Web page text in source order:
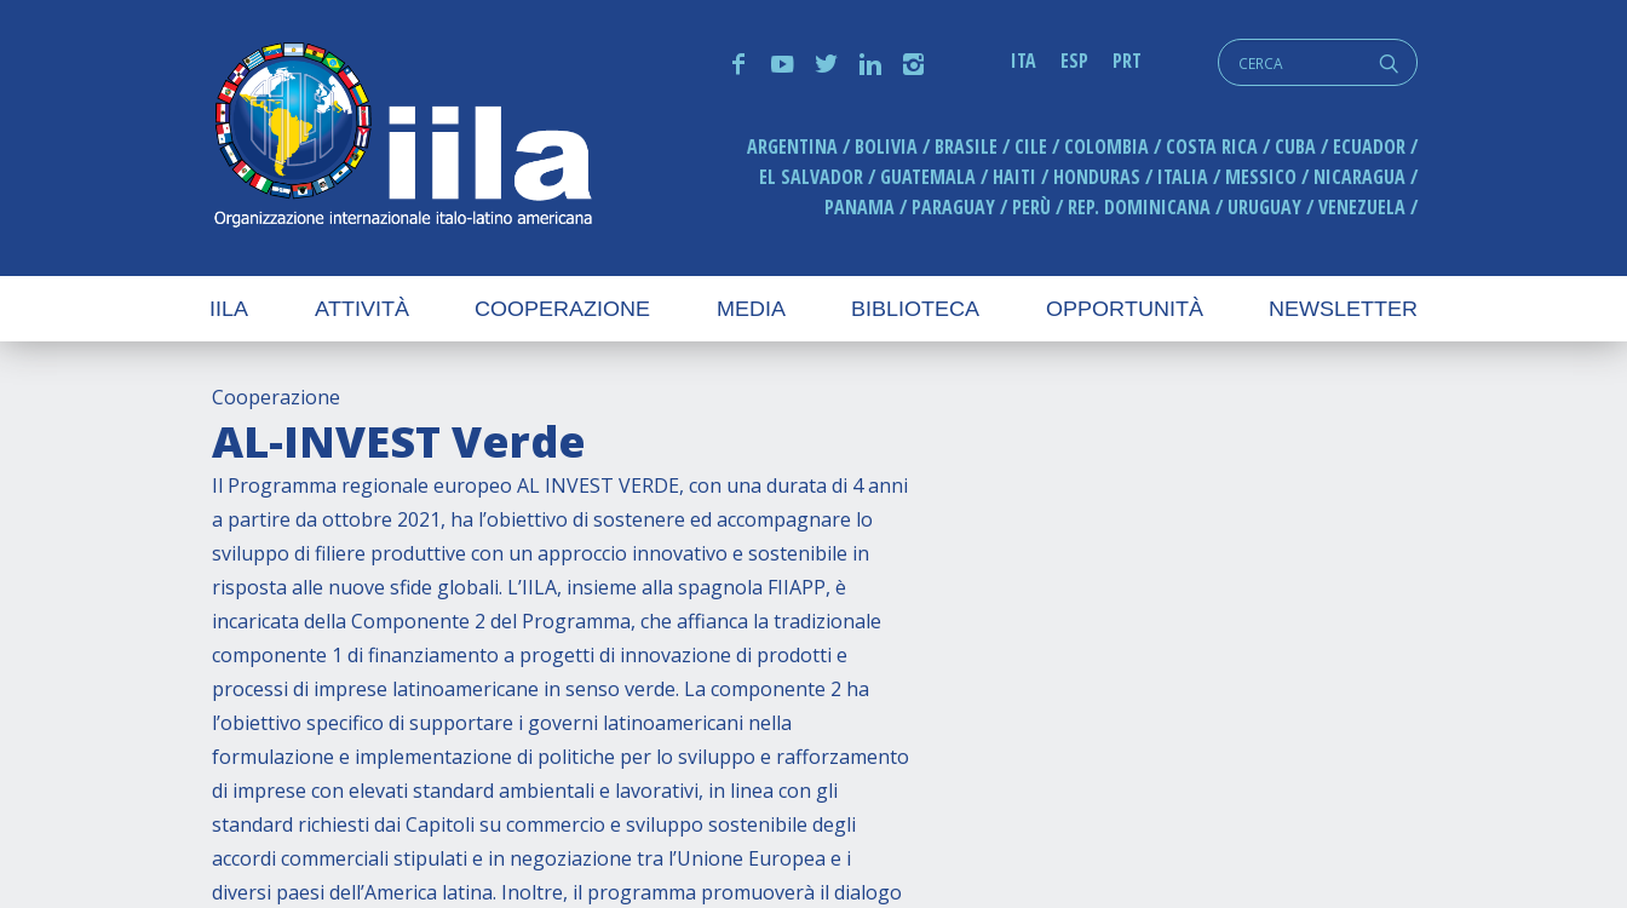
f y t n i ITA ESP PRT q
Cerca:
ARGENTINA BOLIVIA BRASILE CILE COLOMBIA COSTA RICA CUBA
ECUADOR
EL SALVADOR
GUATEMALA HAITI HONDURAS ITALIA MESSICO
NICARAGUA
PANAMA
PARAGUAY PERÙ REP. DOMINICANA URUGUAY VENEZUELA
IILA ATTIVITÀ COOPERAZIONE MEDIA BIBLIOTECA OPPORTUNITÀ NEWSLETTER
Cooperazione
AL-INVEST Verde
Il Programma regionale europeo AL INVEST VERDE, con una durata di 4 anni
a partire da ottobre 2021, ha l’obiettivo di sostenere ed accompagnare lo
sviluppo di filiere produttive con un approccio innovativo e sostenibile in
risposta alle nuove sfide globali. L’IILA, insieme alla spagnola FIIAPP, è
incaricata della Componente 2 del Programma, che affianca la tradizionale
componente 1 di finanziamento a progetti di innovazione di prodotti e
processi di imprese latinoamericane in senso verde. La componente 2 ha
l’obiettivo specifico di supportare i governi latinoamericani nella
formulazione e implementazione di politiche per lo sviluppo e rafforzamento
di imprese con elevati standard ambientali e lavorativi, in linea con gli
standard richiesti dai Capitoli su commercio e sviluppo sostenibile degli
accordi commerciali stipulati e in negoziazione tra l’Unione Europea e i
diversi paesi dell’America latina. Inoltre, il programma promuoverà il dialogo